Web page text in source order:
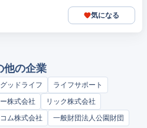
気になる
他の企業
グッドライフ
ライフサポート
株式会社
リック株式会社
ム株式会社
一般財団法人公園財団